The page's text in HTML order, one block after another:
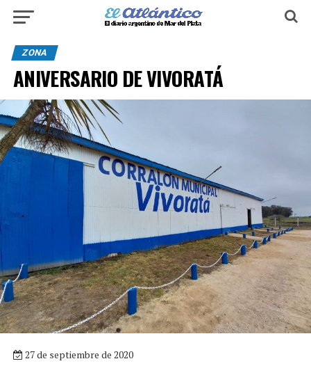
ZONA
ANIVERSARIO DE VIVORATÁ
27 de septiembre de 2020